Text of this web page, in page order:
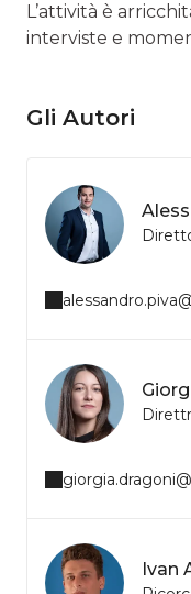
L’attività è
interviste e
Gli Autori
Ivan